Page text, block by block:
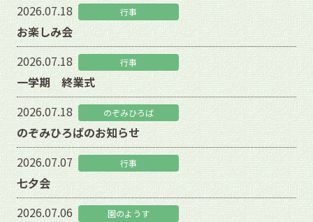
2026.07.18 行事
お楽しみ会
2026.07.18
行事
一学期 終業式
2026.07.18
のぞみひろば
のぞみひろばのお知らせ
2026.07.07
行事
七夕会
2026.07.06
園のようす